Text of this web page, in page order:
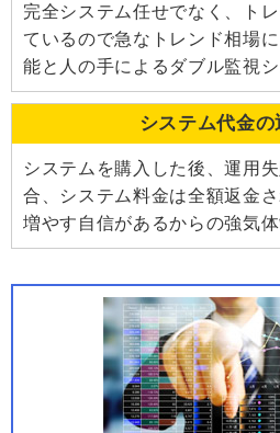
完全システム任せでなく、ト
ているので急なトレンド相場
能と人の手によるダブル監視シ
システム代金の
システムを購入した後、運用
合、システム料金は全額返金
増やす自信があるからの強気